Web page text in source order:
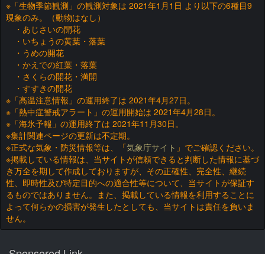
※「生物季節観測」の観測対象は 2021年1月1日 より以下の6種目9
現象のみ。（動物はなし）
・あじさいの開花
・いちょうの黄葉・落葉
・うめの開花
・かえでの紅葉・落葉
・さくらの開花・満開
・すすきの開花
※「高温注意情報」の運用終了は 2021年4月27日。
※「熱中症警戒アラート」の運用開始は 2021年4月28日。
※「海氷予報」の運用終了は 2021年11月30日。
※集計関連ページの更新は不定期。
※正式な気象・防災情報等は、「気象庁サイト 」でご確認ください。
※掲載している情報は、当サイトが信頼できると判断した情報に基づ
き万全を期して作成しておりますが、その正確性、完全性、継続
性、即時性及び特定目的への適合性等について、当サイトが保証す
るものではありません。また、掲載している情報を利用することに
よって何らかの損害が発生したとしても、当サイトは責任を負いま
せん。